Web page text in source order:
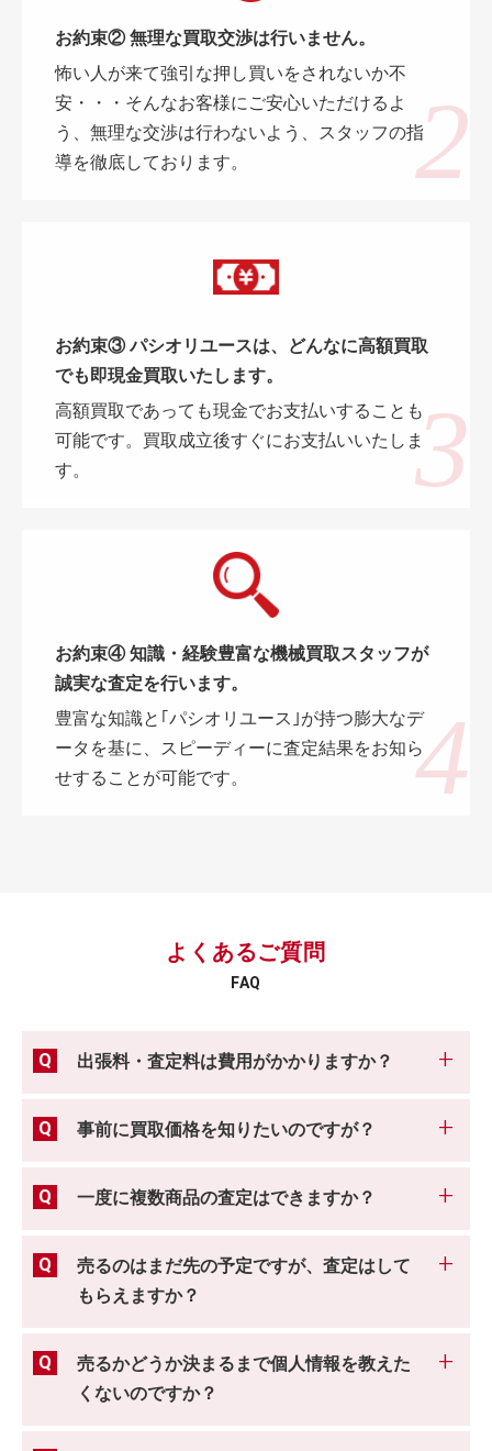
お約束② 無理な買取交渉は行いません。
怖い人が来て強引な押し買いをされないか不
安・・・そんなお客様にご安心いただけるよ
う、無理な交渉は行わないよう、スタッフの指
導を徹底しております。
お約束③ パシオリユースは、どんなに高額買取
でも即現金買取いたします。
高額買取であっても現金でお支払いすることも
可能です。買取成立後すぐにお支払いいたしま
す。
お約束④ 知識・経験豊富な機械買取スタッフが
誠実な査定を行います。
豊富な知識と｢パシオリユース｣が持つ膨大なデ
ータを基に、スピーディーに査定結果をお知ら
せすることが可能です。
よくあるご質問
FAQ
出張料・査定料は費用がかかりますか？
事前に買取価格を知りたいのですが？
一度に複数商品の査定はできますか？
売るのはまだ先の予定ですが、査定はして
もらえますか？
売るかどうか決まるまで個人情報を教えた
くないのですか？